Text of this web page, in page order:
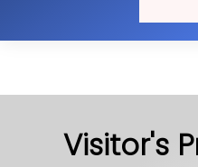
Visitor's